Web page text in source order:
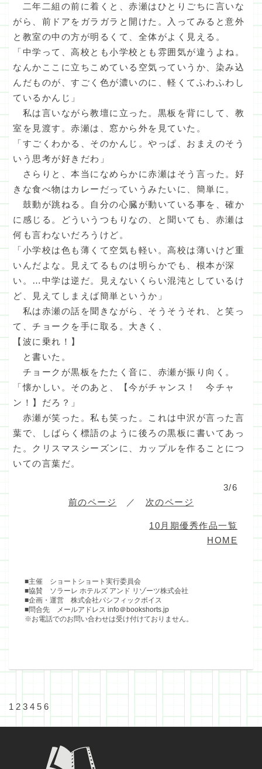
二年二組の前に着くと、赤瀬はひとりごちに言いな
がら、前ドアをガラガラと開けた。入ってみると意外
と教室の中の方が明るくて、全体がよく見える。
「中学って、高校とも小学校とも雰囲気が違うよね。
なんかここに立ちこめている空気っていうか、染み込
んだものが、すごく色が濃いのに、軽くてふわふわし
ているかんじ」
私は言いながら教壇に立った。黒板を背にして、教
室を見渡す。赤瀬は、窓から外を見ていた。
「すごくわかる、そのかんじ。やっぱ、おまえのそう
いう思考が好きだわ」
さらりと、本当になめらかに赤瀬はそう言った。好
きな食べ物はカレーだっていうみたいに、簡単に。
鼓動が跳ねる。自分の心臓が動いている事を、確か
に感じる。どういうつもりなの、と聞いても、赤瀬は
何も言わないだろうけど。
「小学校は色も薄くて空気も軽い。高校は薄いけど重
いんだよな。見えてるものは明らかでも、根本が深
い。…中学は逆だ。見えないくらい混沌としているけ
ど、見えてしまえば簡単というか」
私は赤瀬の話を聞きながら、そうそうそれ、と笑っ
て、チョークを手に取る。大きく、
【波に乗れ！】
と書いた。
チョークが黒板をたたく音に、赤瀬が振り向く。
「懐かしい。そのあと、【今がチャンス！ 今チャ
ン！】だろ？」
赤瀬が笑った。私も笑った。これは中沢が言った言
葉で、しばらく標語のように後ろの黒板に書いてあっ
た。クリスマスシーズンに、カップルを作ることにつ
いての言葉だ。
3/6
前のページ
／ 次のページ
10月期優秀作品一覧
HOME
■主催 ショートショート実行委員会
■協賛 ソラーレ ホテルズ アンド リゾーツ株式会社
■企画・運営 株式会社パシフィックボイス
■問合先 メールアドレス info＠bookshorts.jp
※お電話でのお問い合わせは受け付けておりません。
1 2 3 4 5 6